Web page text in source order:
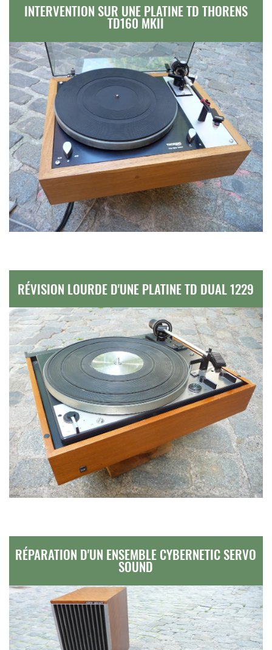
INTERVENTION SUR UNE PLATINE TD THORENS
TD160 MKII
RÉVISION LOURDE D'UNE PLATINE TD DUAL 1229
RÉPARATION D'UN ENSEMBLE CYBERNETIC SERVO
SOUND